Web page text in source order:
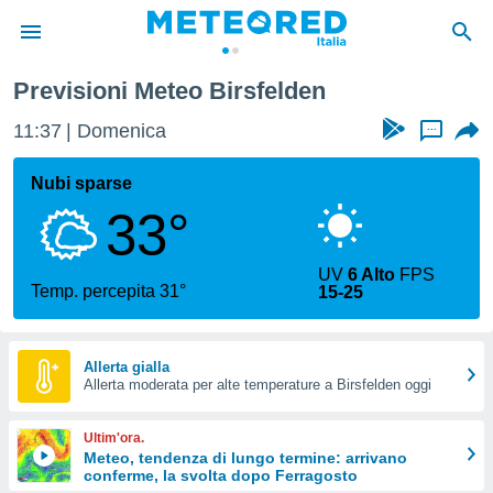
di
per
le
di
Web
le
Previsioni Meteo Birsfelden
11:37 Domenica ...
Nubi sparse
33°
Temp. percepita 31°
UV6 Alto FPS
15-25
Allerta gialla
Allerta moderata per alte temperature a Birsfelden oggi
Ultim'ora.
Meteo, tendenza di lungo termine: arrivano
conferme, la svolta dopo Ferragosto